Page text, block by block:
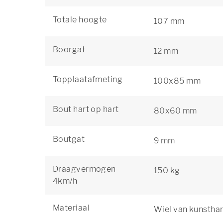
Totale hoogte 107 mm
Boorgat 12 mm
Topplaatafmeting 100x85 mm
Bout hart op hart 80x60 mm
Boutgat 9 mm
Draagvermogen
4km/h
150 kg
Materiaal Wiel van